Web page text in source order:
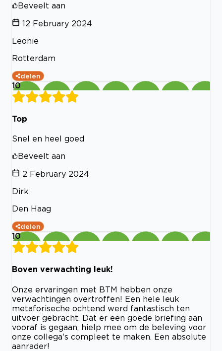
Beveelt aan
12 February 2024
Leonie
Rotterdam
delen
10
Top
Snel en heel goed
Beveelt aan
2 February 2024
Dirk
Den Haag
delen
10
Boven verwachting leuk!
Onze ervaringen met BTM hebben onze
verwachtingen overtroffen! Een hele leuk
metaforiseche ochtend werd fantastisch ten
uitvoer gebracht. Dat er een goede briefing aan
vooraf is gegaan, hielp mee om de beleving voor
onze collega's compleet te maken. Een absolute
aanrader!